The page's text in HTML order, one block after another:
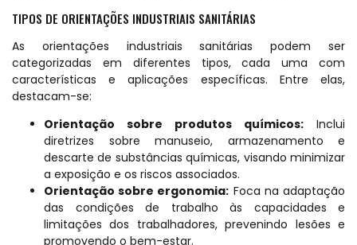
TIPOS DE ORIENTAÇÕES INDUSTRIAIS SANITÁRIAS
As orientações industriais sanitárias podem ser
categorizadas em diferentes tipos, cada uma com
características e aplicações específicas. Entre elas,
destacam-se:
Orientação sobre produtos químicos: Inclui
diretrizes sobre manuseio, armazenamento e
descarte de substâncias químicas, visando minimizar
a exposição e os riscos associados.
Orientação sobre ergonomia: Foca na adaptação
das condições de trabalho às capacidades e
limitações dos trabalhadores, prevenindo lesões e
promovendo o bem-estar.